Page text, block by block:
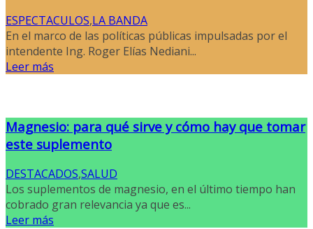
ESPECTACULOS,LA BANDA
En el marco de las políticas públicas impulsadas por el
intendente Ing. Roger Elías Nediani...
Leer más
Magnesio: para qué sirve y cómo hay que tomar
este suplemento
DESTACADOS,SALUD
Los suplementos de magnesio, en el último tiempo han
cobrado gran relevancia ya que es...
Leer más